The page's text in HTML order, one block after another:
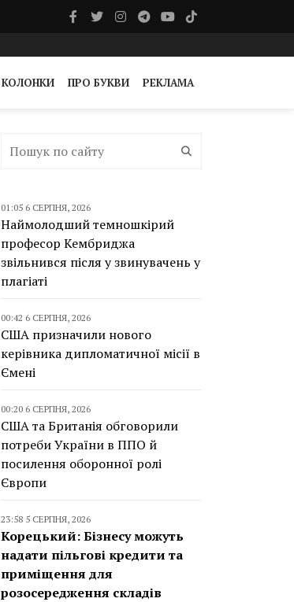
КОЛОНКИ ПРО БУКВИ РЕКЛАМА
01:05 6 СЕРПНЯ, 2026
Наймолодший темношкірий
професор Кембриджа
звільнився після у звинувачень у
плагіаті
00:42 6 СЕРПНЯ, 2026
США призначили нового
керівника дипломатичної місії в
Ємені
00:20 6 СЕРПНЯ, 2026
США та Британія обговорили
потреби України в ППО й
посилення оборонної ролі
Європи
23:58 5 СЕРПНЯ, 2026
Корецький: Бізнесу можуть
надати пільгові кредити та
приміщення для
розосередження складів